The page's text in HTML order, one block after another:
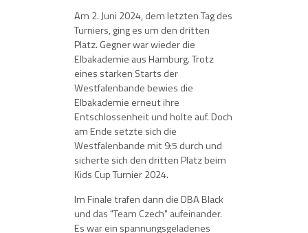
Am 2. Juni 2024, dem letzten Tag des
Turniers, ging es um den dritten
Platz. Gegner war wieder die
Elbakademie aus Hamburg. Trotz
eines starken Starts der
Westfalenbande bewies die
Elbakademie erneut ihre
Entschlossenheit und holte auf. Doch
am Ende setzte sich die
Westfalenbande mit 9:5 durch und
sicherte sich den dritten Platz beim
Kids Cup Turnier 2024.
Im Finale trafen dann die DBA Black
und das "Team Czech" aufeinander.
Es war ein spannungsgeladenes